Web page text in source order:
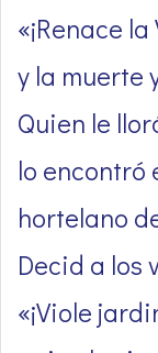
«¡Renace
y la muerte
Quien le
lo encontró
hortelano
Decid a los
«¡Viole